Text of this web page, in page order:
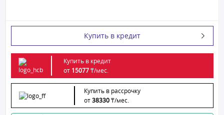
Купить в кредит
Купить в кредит
от 15077₸/мес.
Купить в рассрочку
от38330₸/мес.